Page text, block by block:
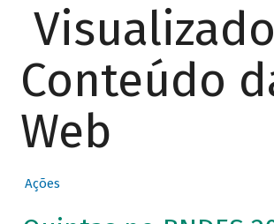
Conteúdo
Web
Ações